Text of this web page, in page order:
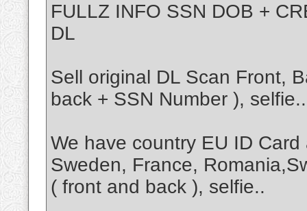
FULLZ INFO SSN DOB +
DL
Sell original DL Scan Front,
back + SSN Number ),
We have country EU ID
Sweden, France,
( front and back ), selfie..